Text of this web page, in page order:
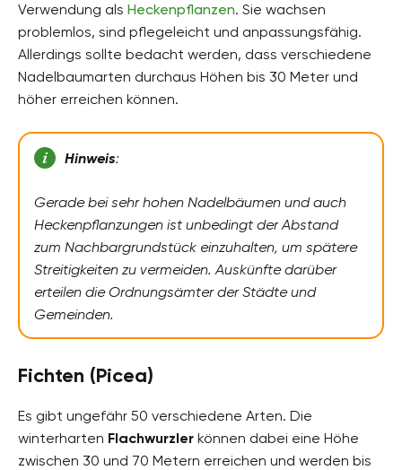
Verwendung als Heckenpflanzen. Sie wachsen
problemlos, sind pflegeleicht und anpassungsfähig.
Allerdings sollte bedacht werden, dass verschiedene
Nadelbaumarten durchaus Höhen bis 30 Meter und
höher erreichen können.
Hinweis:
Gerade bei sehr hohen Nadelbäumen und auch
Heckenpflanzungen ist unbedingt der Abstand
zum Nachbargrundstück einzuhalten, um spätere
Streitigkeiten zu vermeiden. Auskünfte darüber
erteilen die Ordnungsämter der Städte und
Gemeinden.
Fichten (Picea)
Es gibt ungefähr 50 verschiedene Arten. Die
winterharten Flachwurzler können dabei eine Höhe
zwischen 30 und 70 Metern erreichen und werden bis